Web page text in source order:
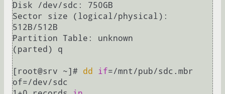
Disk /dev/sdc: 750GB
Sector size (logical/physical):
512B/512B
Partition Table: unknown
(parted) q
[root@srv ~]# dd if=/mnt/pub/sdc.mbr
of=/dev/sdc